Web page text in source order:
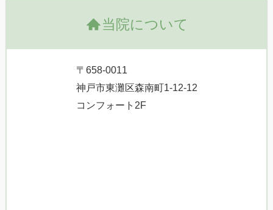
当院について
〒658-0011
神戸市東灘区森南町1-12-12
コンフォート2F